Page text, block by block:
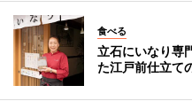
食べる
立石にいなり専
た江戸前仕立て